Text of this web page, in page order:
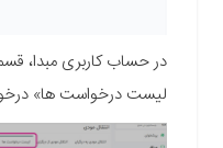
در حساب کاربری مبدا،
لیست درخواست ها»